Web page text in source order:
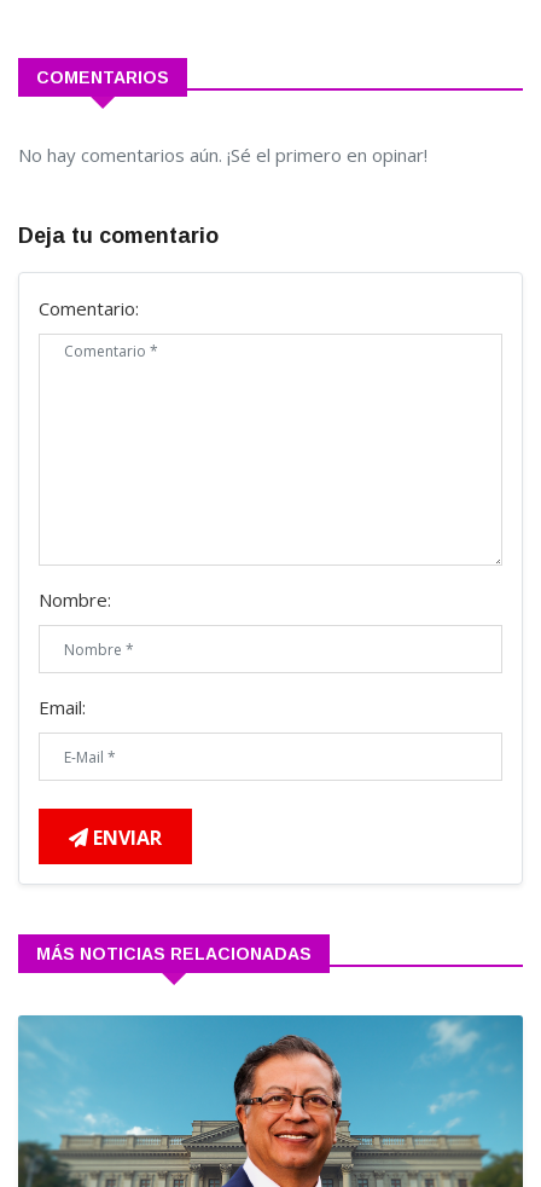
COMENTARIOS
No hay comentarios aún. ¡Sé el primero en opinar!
Deja tu comentario
Comentario:
Nombre:
Email:
ENVIAR
MÁS NOTICIAS RELACIONADAS